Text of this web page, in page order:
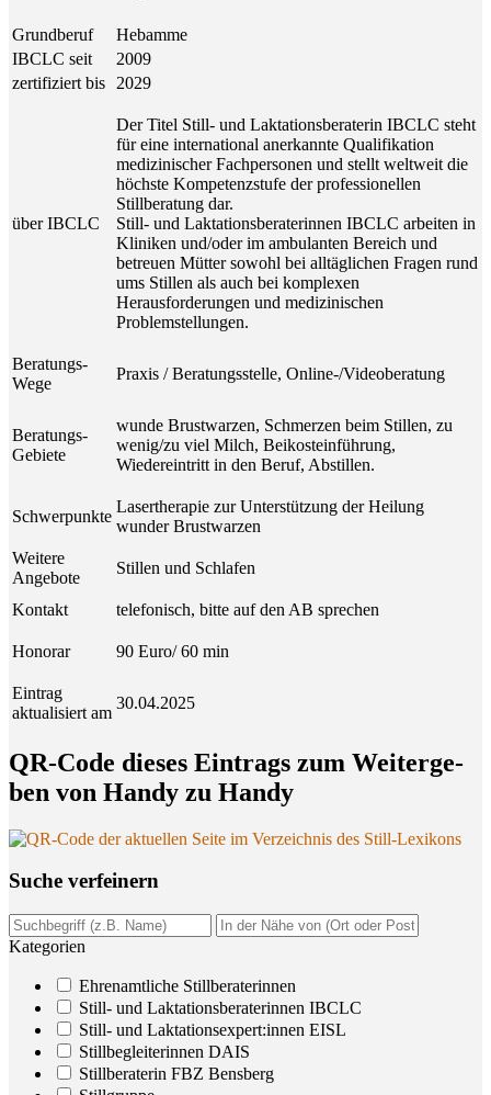
Grundberuf
Hebamme
IBCLC seit
2009
zertifiziert bis
2029
über IBCLC
Der Titel Still- und Laktationsberaterin IBCLC steht
für eine international anerkannte Qualifikation
medizinischer Fachpersonen und stellt weltweit die
höchste Kompetenzstufe der professionellen
Stillberatung dar.
Still- und Laktationsberaterinnen IBCLC arbeiten in
Kliniken und/oder im ambulanten Bereich und
betreuen Mütter sowohl bei alltäglichen Fragen rund
ums Stillen als auch bei komplexen
Herausforderungen und medizinischen
Problemstellungen.
Beratungs-
Wege
Praxis / Beratungsstelle, Online-/Videoberatung
Beratungs-
Gebiete
wunde Brustwarzen, Schmerzen beim Stillen, zu
wenig/zu viel Milch, Beikosteinführung,
Wiedereintritt in den Beruf, Abstillen.
Schwerpunkte
Lasertherapie zur Unterstützung der Heilung
wunder Brustwarzen
Weitere
Angebote
Stillen und Schlafen
Kontakt telefonisch, bitte auf den AB sprechen
Honorar 90 Euro/ 60 min
Eintrag
aktualisiert am
30.04.2025
QR-Code die­ses Ein­trags zum Wei­ter­ge­
ben von Han­dy zu Handy
Suche ver­fei­nern
Kategorien
Ehrenamtliche Stillberaterinnen
Still- und Laktationsberaterinnen IBCLC
Still- und Laktationsexpert:innen EISL
Stillbegleiterinnen DAIS
Stillberaterin FBZ Bensberg